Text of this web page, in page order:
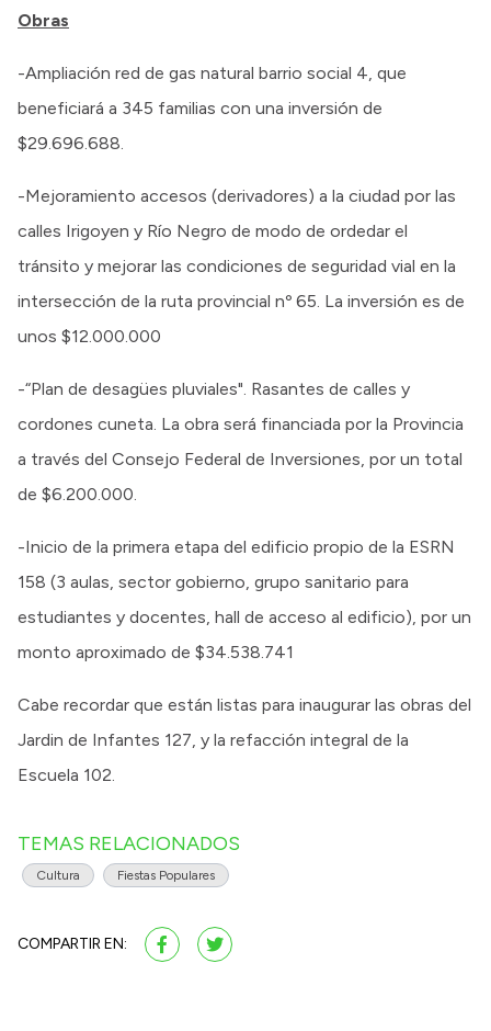
Obras
-Ampliación red de gas natural barrio social 4, que
beneficiará a 345 familias con una inversión de
$29.696.688.
-Mejoramiento accesos (derivadores) a la ciudad por las
calles Irigoyen y Río Negro de modo de ordedar el
tránsito y mejorar las condiciones de seguridad vial en la
intersección de la ruta provincial nº 65. La inversión es de
unos $12.000.000
-“Plan de desagües pluviales". Rasantes de calles y
cordones cuneta. La obra será financiada por la Provincia
a través del Consejo Federal de Inversiones, por un total
de $6.200.000.
-Inicio de la primera etapa del edificio propio de la ESRN
158 (3 aulas, sector gobierno, grupo sanitario para
estudiantes y docentes, hall de acceso al edificio), por un
monto aproximado de $34.538.741
Cabe recordar que están listas para inaugurar las obras del
Jardin de Infantes 127, y la refacción integral de la
Escuela 102.
TEMAS RELACIONADOS
Cultura Fiestas Populares
COMPARTIR EN: